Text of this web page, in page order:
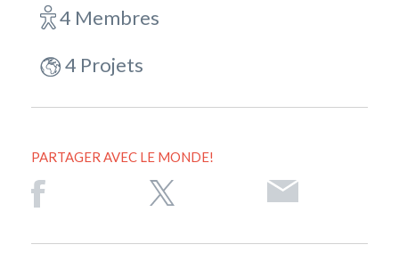
4 Membres
4 Projets
PARTAGER AVEC LE MONDE!